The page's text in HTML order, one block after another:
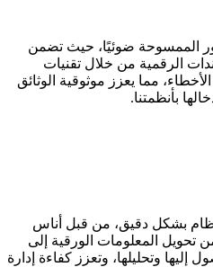
الممسوحة ضوئيًا، حيث تضمن
الرقمية من خلال تقنيات
مما يعزز موثوقية الوثائق
بأنظمتنا.
بشكل دقيق، من قبل أناس
المعلومات الورقية إلى
إليها وتحليلها، وتعزز كفاءة إدارة